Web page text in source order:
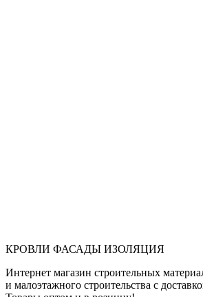
КРОВЛИ ФАСАДЫ ИЗОЛЯЦИЯ
Интернет магазин строительных
и малоэтажного строительства с